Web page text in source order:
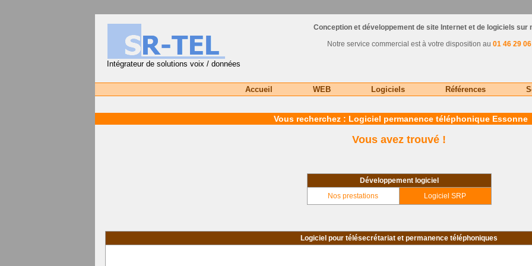
Intégrateur de solutions voix / données
Conception et développement de site Internet et de logiciels sur
Notre service commercial est à votre disposition au 01 46 29
Accueil WEB Logiciels Références
Vous recherchez : Logiciel permanence téléphonique Essonne
Vous avez trouvé !
Développement logiciel
Nos prestations
Logiciel SRP
Logiciel pour télésecrétariat et permanence téléphoniques